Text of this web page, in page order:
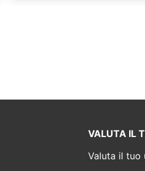
VALUTA IL
Valuta il tuo